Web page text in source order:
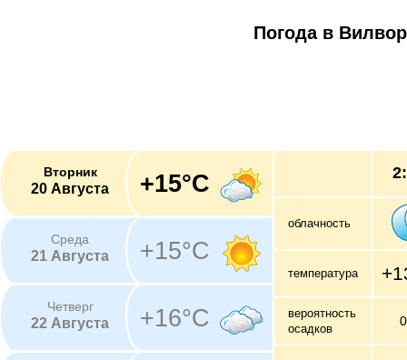
Погода в
Вторник
20 Августа +15°C
Среда
21 Августа +15°C
Четверг
22 Августа +16°C
облачность
температура
вероятность
осадков